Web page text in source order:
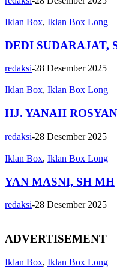
Iklan Box, Iklan Box Long
DEDI SUDARAJAT,
redaksi-28 Desember 2025
Iklan Box, Iklan Box Long
HJ. YANAH
redaksi-28 Desember 2025
Iklan Box, Iklan Box Long
YAN MASNI, SH MH
redaksi-28 Desember 2025
ADVERTISEMENT
Iklan Box, Iklan Box Long